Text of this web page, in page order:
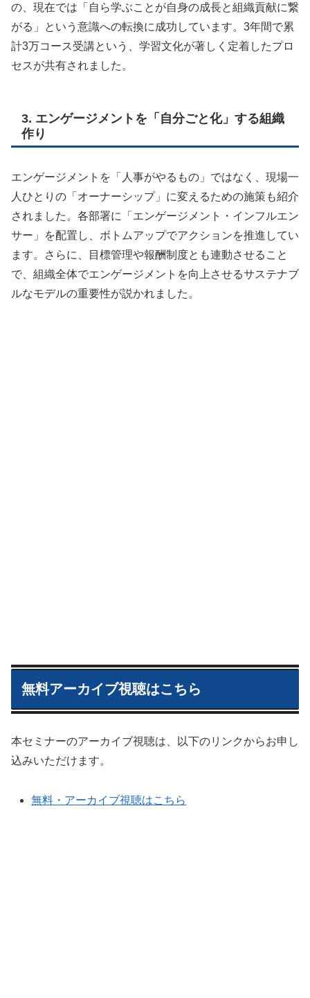
の、現在では「自ら学ぶことが自身の成長と組織貢献に繋
がる」という意識への転換に成功しています。3年間で累
計3万コース受講という、学習文化が著しく定着したプロ
セスが共有されました。
3. エンゲージメントを「自分ごと化」する組織
作り
エンゲージメントを「人事がやるもの」ではなく、現場一
人ひとりの「オーナーシップ」に変えるための施策も紹介
されました。各部署に「エンゲージメント・インフルエン
サー」を配置し、ボトムアップでアクションを推進してい
ます。さらに、目標管理や報酬制度とも連動させること
で、組織全体でエンゲージメントを向上させるサステナブ
ルなモデルの重要性が説かれました。
無料アーカイブ視聴はこちら
本セミナーのアーカイブ視聴は、以下のリンクからお申し
込みいただけます。
無料・アーカイブ視聴はこちら